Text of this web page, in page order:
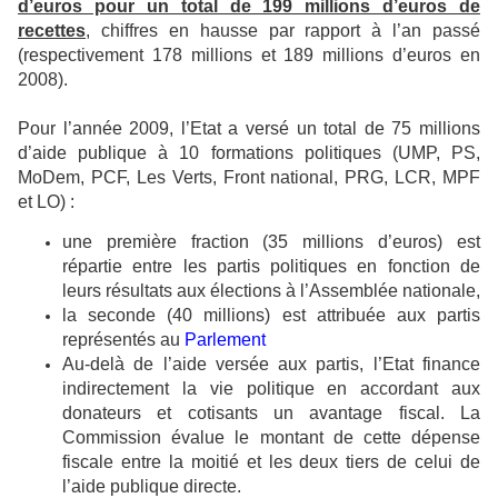
d’euros pour un total de 199 millions d’euros de
recettes, chiffres en hausse par rapport à l’an passé
(respectivement 178 millions et 189 millions d’euros en
2008).
Pour l’année 2009, l’Etat a versé un total de 75 millions
d’aide publique à 10 formations politiques (UMP, PS,
MoDem, PCF, Les Verts, Front national, PRG, LCR, MPF
et LO) :
une première fraction (35 millions d’euros) est
répartie entre les partis politiques en fonction de
leurs résultats aux élections à l’Assemblée nationale,
la seconde (40 millions) est attribuée aux partis
représentés au Parlement
Au-delà de l’aide versée aux partis, l’Etat finance
indirectement la vie politique en accordant aux
donateurs et cotisants un avantage fiscal. La
Commission évalue le montant de cette dépense
fiscale entre la moitié et les deux tiers de celui de
l’aide publique directe.